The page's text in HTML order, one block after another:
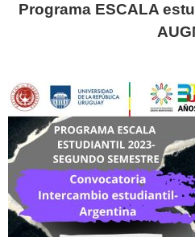
Programa ESCALA